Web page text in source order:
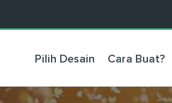
Pilih Desain Cara Buat?